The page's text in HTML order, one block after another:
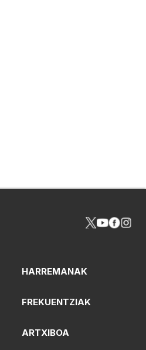
HARREMANAK
FREKUENTZIAK
ARTXIBOA